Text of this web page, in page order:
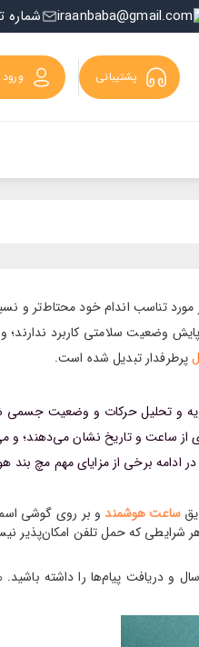
شماره iraanbaba@gmail.com
پشتیبانی
مورد تناسب اندام خود محتاط‌تر و
وضعیت سلامتی کاربرد ندارند؛
پرطرفدار تبدیل شده است.
تجزیه و تحلیل حرکات و وضعیت
ساعت و تاریخ نشان می‌دهند؛ و
در ادامه برخی از مزایای مهم مچ
ساعت هوشمند و بر روی گوشی
شرایطی که حمل تلفن امکان‌پذیر
و دریافت پیام‌ها را داشته